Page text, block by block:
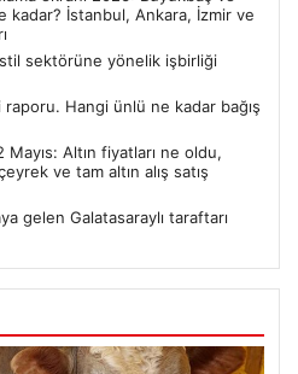
kadar? İstanbul, Ankara, İzmir ve
sektörüne yönelik işbirliği
raporu. Hangi ünlü ne kadar bağış
Mayıs: Altın fiyatları ne oldu,
ve tam altın alış satış
gelen Galatasaraylı taraftarı